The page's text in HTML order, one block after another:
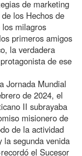
de marketing
los Hechos de
milagros
primeros amigos
la verdadera
de ese
Jornada Mundial
de 2024, el
II subrayaba
misionero de
de la actividad
la segunda venida
el Sucesor